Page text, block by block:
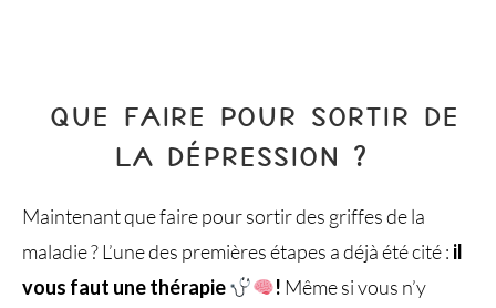
QUE FAIRE POUR SORTIR DE
LA DÉPRESSION ?
Maintenant que faire pour sortir des griffes de la
maladie ? L’une des premières étapes a déjà été cité : il
vous faut une thérapie
! Même si vous n’y